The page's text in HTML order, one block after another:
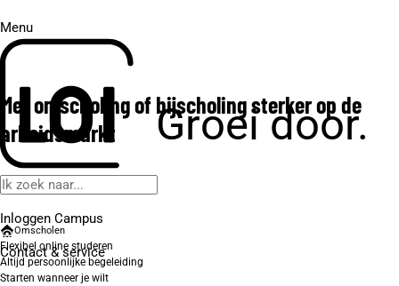
Menu
Groei door.
Inloggen Campus
Contact& service
Met omscholing of bijscholing sterker op de
arbeidsmarkt
Omscholen
Flexibel online studeren
Altijd persoonlijke begeleiding
Starten wanneer je wilt